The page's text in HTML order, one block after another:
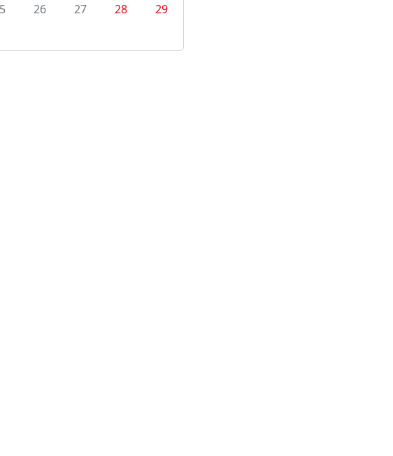
26 27 28
29